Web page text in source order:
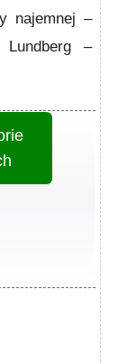
najemnej –
Lundberg –